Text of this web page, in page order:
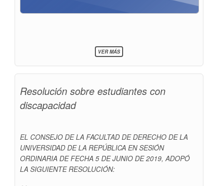
VER MÁSSOBRE
FACULTAD
-
CONVOCATORIA
Resolución sobre estudiantes con
discapacidad
EL CONSEJO DE LA FACULTAD DE DERECHO DE LA
UNIVERSIDAD DE LA REPÚBLICA EN SESlÓN
ORDINARIA DE FECHA 5 DE JUNIO DE 2019, ADOPÓ
LA SIGUIENTE RESOLUCIÓN: